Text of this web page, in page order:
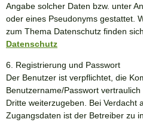
Angabe solcher Daten bzw. unter
oder eines Pseudonyms gestattet.
zum Thema Datenschutz finden
Datenschutz
6. Registrierung und Passwort
Der Benutzer ist verpflichtet, die
Benutzername/Passwort
Dritte weiterzugeben. Bei Verdacht
Zugangsdaten ist der Betreiber zu